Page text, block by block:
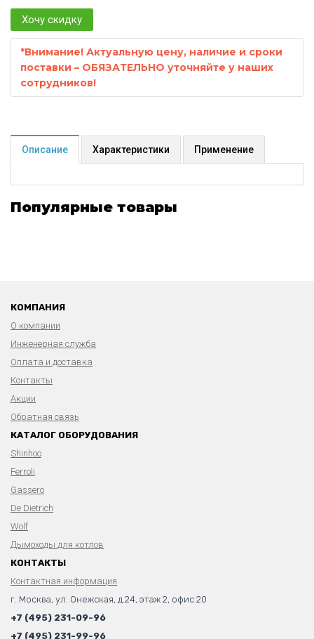
Хочу скидку
*Внимание! Актуальную цену, наличие и сроки
поставки – ОБЯЗАТЕЛЬНО уточняйте у наших
сотрудников!
Описание Характеристики Применение
Популярные товары
КОМПАНИЯ
О компании
Инженерная служба
Оплата и доставка
Контакты
Акции
Обратная связь
КАТАЛОГ ОБОРУДОВАНИЯ
Shinhoo
Ferroli
Gassero
De Dietrich
Wolf
Дымоходы для котлов
КОНТАКТЫ
Контактная информация
г. Москва, ул. Онежская, д.24, этаж 2, офис 20
+7 (495) 231-09-96
+7 (495) 231-99-96